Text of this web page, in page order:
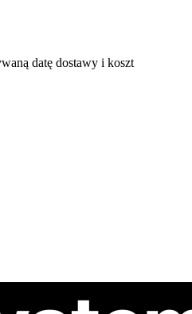
datę dostawy i koszt